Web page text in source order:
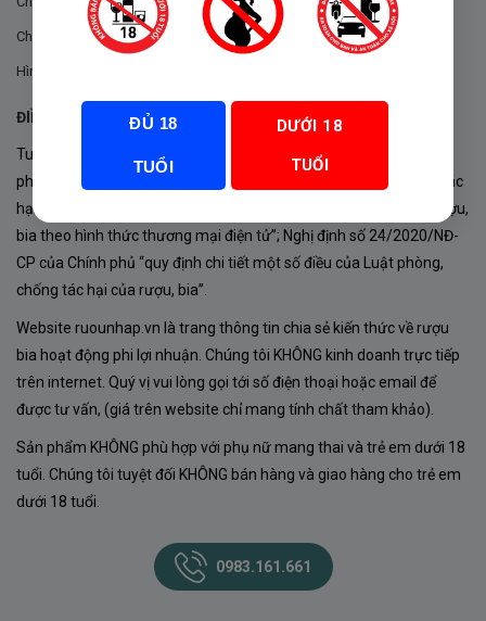
Chính sách mua hàng
Hình thức thanh toán
ĐIỀU KHOẢN VÀ CHÍNH SÁCH
Tuân thủ Nghị định 105/2017/NĐ-CP ngày 14/9/2017 của Chính
phủ về sản xuất, kinh doanh rượu. Tuân thủ Luật “phòng chống tác
hại của rượu, bia” số 44/2019/QH14-Điều 16 về “điều kiện bán rượu,
bia theo hình thức thương mại điện tử”; Nghị định số 24/2020/NĐ-
CP của Chính phủ “quy định chi tiết một số điều của Luật phòng,
chống tác hại của rượu, bia”.
Website ruounhap.vn là trang thông tin chia sẻ kiến thức về rượu
bia hoạt động phi lợi nhuận. Chúng tôi KHÔNG kinh doanh trực tiếp
trên internet. Quý vị vui lòng gọi tới số điện thoại hoặc email để
được tư vấn, (giá trên website chỉ mang tính chất tham khảo).
Sản phẩm KHÔNG phù hợp với phụ nữ mang thai và trẻ em dưới 18
tuổi. Chúng tôi tuyệt đối KHÔNG bán hàng và giao hàng cho trẻ em
dưới 18 tuổi.
0983.161.661
ĐỦ 18
TUỔI
DƯỚI 18
TUỔI